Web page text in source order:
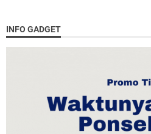
INFO GADGET